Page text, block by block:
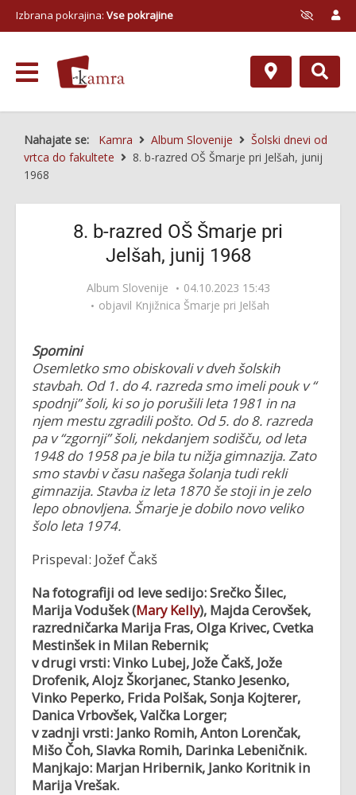
Izbrana pokrajina: Vse pokrajine
Nahajate se: Kamra Album Slovenije
Šolski dnevi od
vrtca do fakultete
8. b-razred OŠ Šmarje pri Jelšah, junij
1968
8. b-razred OŠ Šmarje pri
Jelšah, junij 1968
Album Slovenije
04.10.2023 15:43
objavil Knjižnica Šmarje pri Jelšah
Spomini
Osemletko smo obiskovali v dveh šolskih
stavbah. Od 1. do 4. razreda smo imeli pouk v “
spodnji” šoli, ki so jo porušili leta 1981 in na
njem mestu zgradili pošto. Od 5. do 8. razreda
pa v “zgornji” šoli, nekdanjem sodišču, od leta
1948 do 1958 pa je bila tu nižja gimnazija. Zato
smo stavbi včasu našega šolanja tudi rekli
gimnazija. Stavba iz leta 1870 še stoji in je zelo
lepo obnovljena. Šmarje je dobilo novo veliko
šolo leta 1974.
Prispeval: Jožef Čakš
Na fotografiji od leve sedijo: Srečko Šilec,
Marija Vodušek (Mary Kelly), Majda Cerovšek,
razredničarka Marija Fras, Olga Krivec, Cvetka
Mestinšek in Milan Rebernik;
v drugi vrsti: Vinko Lubej, Jože Čakš, Jože
Drofenik, Alojz Škorjanec, Stanko Jesenko,
Vinko Peperko, Frida Polšak, Sonja Kojterer,
Danica Vrbovšek, Valčka Lorger;
v zadnji vrsti: Janko Romih, Anton Lorenčak,
Mišo Čoh, Slavka Romih, Darinka Lebeničnik.
Manjkajo: Marjan Hribernik, Janko Koritnik in
Marija Vrešak.